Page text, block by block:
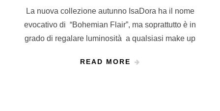
La nuova collezione autunno IsaDora ha il nome
evocativo di “Bohemian Flair”, ma soprattutto è in
grado di regalare luminosità a qualsiasi make up
READ MORE